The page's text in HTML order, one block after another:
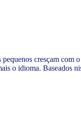
cresçam com
o idioma. Baseados